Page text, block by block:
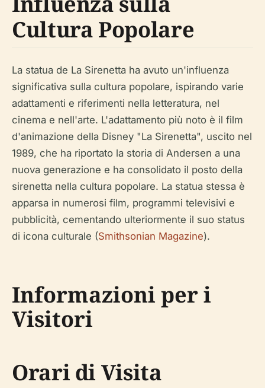
Cultura Popolare
La statua de La Sirenetta ha avuto un'influenza
significativa sulla cultura popolare, ispirando varie
adattamenti e riferimenti nella letteratura, nel
cinema e nell'arte. L'adattamento più noto è il film
d'animazione della Disney "La Sirenetta", uscito nel
1989, che ha riportato la storia di Andersen a una
nuova generazione e ha consolidato il posto della
sirenetta nella cultura popolare. La statua stessa è
apparsa in numerosi film, programmi televisivi e
pubblicità, cementando ulteriormente il suo status
di icona culturale (Smithsonian Magazine).
Informazioni per i
Visitori
Orari di Visita